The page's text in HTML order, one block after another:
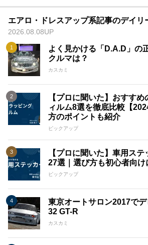
エアロ・ドレスアップ系記事のデイリ
2026.08.08UP
よく見かける「D.A.D」の
クルマは？
カスカミ
【プロに聞いた】おすす
ィルム8選を徹底比較【
方のポイントも紹介
ピックアップ
【プロに聞いた】車用ス
27選｜選び方も初心者向け
ピックアップ
東京オートサロン2017で
32 GT-R
カスカミ